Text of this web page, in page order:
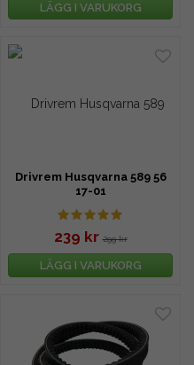
LÄGG I VARUKORG
Drivrem Husqvarna 589 56
17-01
239 kr 299 kr
LÄGG I VARUKORG